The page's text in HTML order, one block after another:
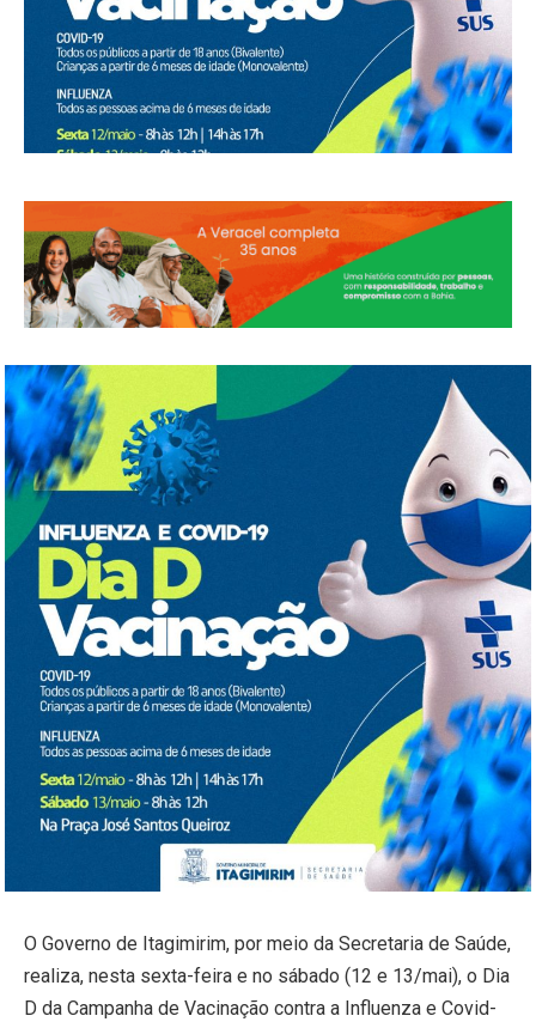
O Governo de Itagimirim, por meio da Secretaria de Saúde,
realiza, nesta sexta-feira e no sábado (12 e 13/mai), o Dia
D da Campanha de Vacinação contra a Influenza e Covid-